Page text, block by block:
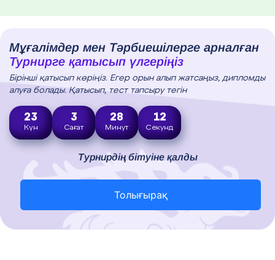
Мұғалімдер мен Тәрбиешілерге арналған
Турнирге қатысып үлгеріңіз
Бірінші қатысып көріңіз. Егер орын алып жатсаңыз, дипломды
алуға болады. Қатысып, тест тапсыру тегін
23
Күн
3
Сағат
28
Минут
11
Секунд
Турнирдің бітуіне қалды
Толығырақ